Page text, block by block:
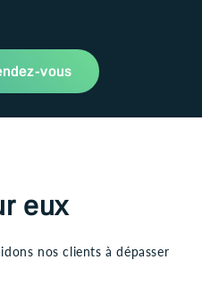
vous
eux
nos clients à dépasser